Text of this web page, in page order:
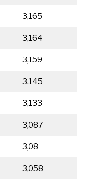
3,165
3,164
3,159
3,145
3,133
3,087
3,08
3,058